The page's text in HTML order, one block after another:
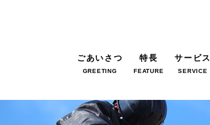
ごあいさつ
GREETING
特長
FEATURE
サービス
SERVICE